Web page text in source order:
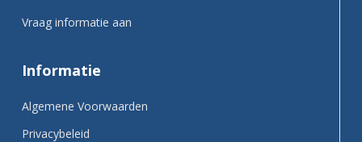
Vraag informatie aan
Informatie
Algemene Voorwaarden
Privacybeleid